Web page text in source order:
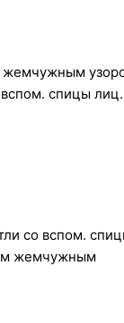
жемчужным
спицы лиц.
со вспом.
жемчужным